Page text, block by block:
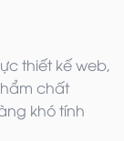
thiết kế web,
chất
khó tính